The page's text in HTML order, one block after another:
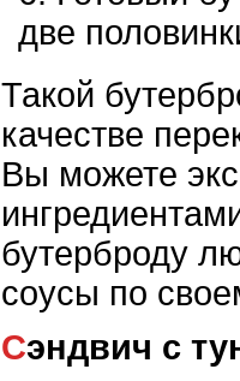
две
Такой
качестве
Вы можете
бутерброду
соусы по
Сэндвич с